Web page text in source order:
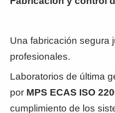
Una fabricación segura
profesionales.
Laboratorios de última
por MPS ECAS ISO
cumplimiento de los